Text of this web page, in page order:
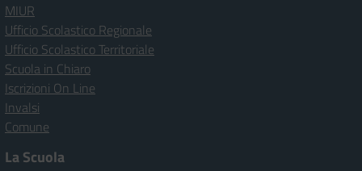
MIUR
Ufficio Scolastico Regionale
Ufficio Scolastico Territoriale
Scuola in Chiaro
Iscrizioni On Line
Invalsi
Comune
La Scuola